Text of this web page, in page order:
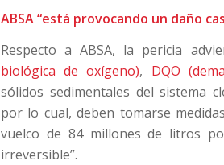
ABSA “está provocando un daño
Respecto a ABSA, la pericia
biológica de oxígeno), DQO
sólidos sedimentales del sistema
por lo cual, deben tomarse
vuelco de 84 millones de litros
irreversible”.